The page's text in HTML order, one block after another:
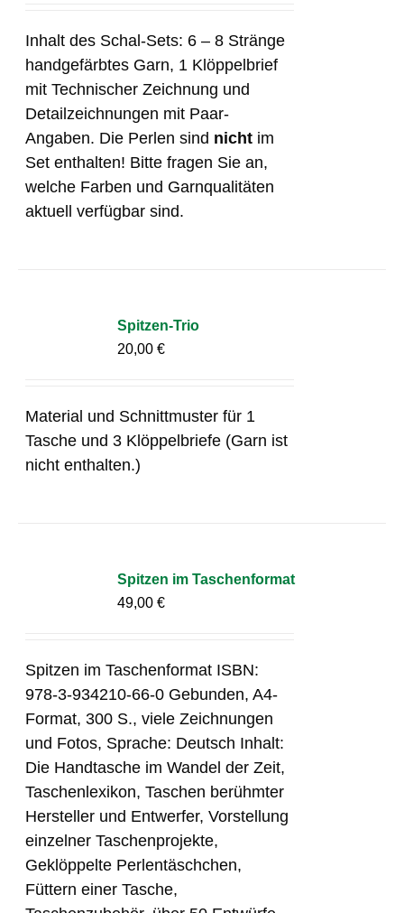
Inhalt des Schal-Sets: 6 – 8 Stränge
handgefärbtes Garn, 1 Klöppelbrief
mit Technischer Zeichnung und
Detailzeichnungen mit Paar-
Angaben. Die Perlen sind nicht im
Set enthalten! Bitte fragen Sie an,
welche Farben und Garnqualitäten
aktuell verfügbar sind.
Spitzen-Trio
20,00€
Material und Schnittmuster für 1
Tasche und 3 Klöppelbriefe (Garn ist
nicht enthalten.)
Spitzen im Taschenformat
49,00€
Spitzen im Taschenformat ISBN:
978-3-934210-66-0 Gebunden, A4-
Format, 300 S., viele Zeichnungen
und Fotos, Sprache: Deutsch Inhalt:
Die Handtasche im Wandel der Zeit,
Taschenlexikon, Taschen berühmter
Hersteller und Entwerfer, Vorstellung
einzelner Taschenprojekte,
Geklöppelte Perlentäschchen,
Füttern einer Tasche,